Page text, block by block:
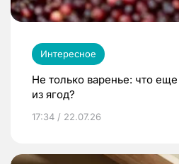
Интересное
Не только варенье: что
из ягод?
17:34 / 22.07.26